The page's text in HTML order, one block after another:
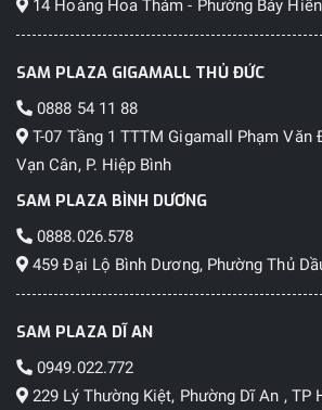
14 Hoàng Hoa Thám - Phường Bảy
SAM PLAZA GIGAMALL THỦ ĐỨC
0888 54 11 88
T-07 Tầng 1 TTTM Gigamall Phạm Văn
Vạn Cân, P. Hiệp Bình
SAM PLAZA BÌNH DƯƠNG
0888.026.578
459 Đại Lộ Bình Dương, Phường Thủ
SAM PLAZA DĨ AN
0949.022.772
229 Lý Thường Kiệt, Phường Dĩ An , TP